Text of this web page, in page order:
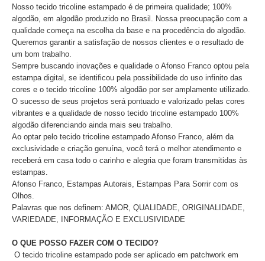
Nosso tecido tricoline estampado é de primeira qualidade; 100%
algodão, em algodão produzido no Brasil. Nossa preocupação com a
qualidade começa na escolha da base e na procedência do algodão.
Queremos garantir a satisfação de nossos clientes e o resultado de
um bom trabalho.
Sempre buscando inovações e qualidade o Afonso Franco optou pela
estampa digital, se identificou pela possibilidade do uso infinito das
cores e o tecido tricoline 100% algodão por ser amplamente utilizado.
O sucesso de seus projetos será pontuado e valorizado pelas cores
vibrantes e a qualidade de nosso tecido tricoline estampado 100%
algodão diferenciando ainda mais seu trabalho.
Ao optar pelo tecido tricoline estampado Afonso Franco, além da
exclusividade e criação genuína, você terá o melhor atendimento e
receberá em casa todo o carinho e alegria que foram transmitidas às
estampas.
Afonso Franco, Estampas Autorais, Estampas Para Sorrir com os
Olhos.
Palavras que nos definem: AMOR, QUALIDADE, ORIGINALIDADE,
VARIEDADE, INFORMAÇÃO E EXCLUSIVIDADE
O QUE POSSO FAZER COM O TECIDO?
O tecido tricoline estampado pode ser aplicado em patchwork em